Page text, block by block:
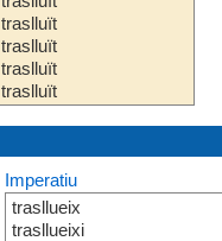
traslluït
traslluït
traslluït
traslluït
Imperatiu
trasllueix
trasllueixi